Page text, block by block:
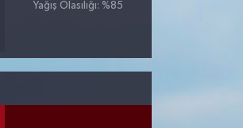
Yağış Olasılığı: %85